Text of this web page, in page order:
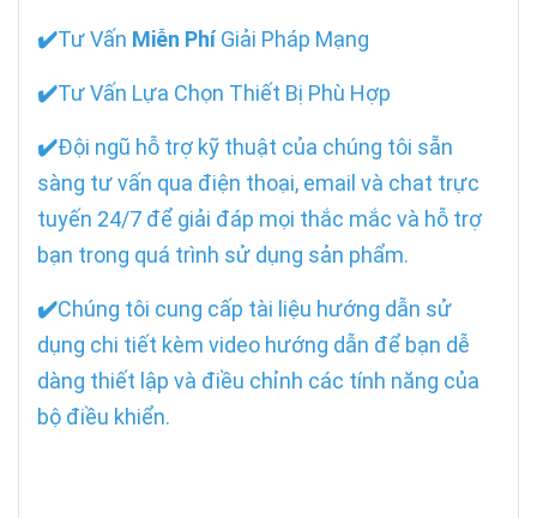
✔️Tư Vấn Miễn PhíGiải Pháp Mạng
✔️Tư Vấn Lựa Chọn Thiết Bị Phù Hợp
✔️Đội ngũ hỗ trợ kỹ thuật của chúng tôi sẵn
sàng tư vấn qua điện thoại, email và chat trực
tuyến 24/7 để giải đáp mọi thắc mắc và hỗ trợ
bạn trong quá trình sử dụng sản phẩm.
✔️Chúng tôi cung cấp tài liệu hướng dẫn sử
dụng chi tiết kèm video hướng dẫn để bạn dễ
dàng thiết lập và điều chỉnh các tính năng của
bộ điều khiển.